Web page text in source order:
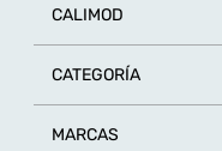
CALIMOD
CATEGORÍA
MARCAS